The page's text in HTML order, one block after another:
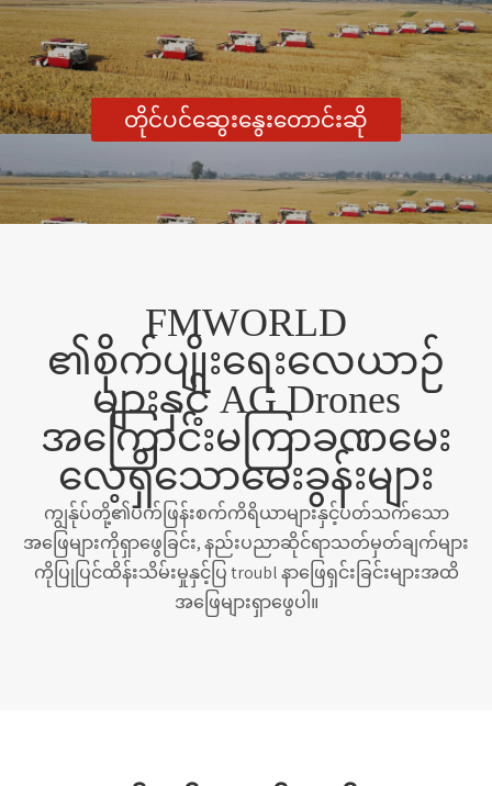
တိုင်ပင်ဆွေးနွေးတောင်းဆို
FMWORLD
၏စိုက်ပျိုးရေးလေယာဉ်
များနှင့် AG Drones
အကြောင်းမကြာခဏမေး
လေ့ရှိသောမေးခွန်းများ
ကျွန်ုပ်တို့၏ပက်ဖြန်းစက်ကိရိယာများနှင့်ပတ်သက်သော
အဖြေများကိုရှာဖွေခြင်း, နည်းပညာဆိုင်ရာသတ်မှတ်ချက်များ
ကိုပြုပြင်ထိန်းသိမ်းမှုနှင့်ပြ troubl နာဖြေရှင်းခြင်းများအထိ
အဖြေများရှာဖွေပါ။